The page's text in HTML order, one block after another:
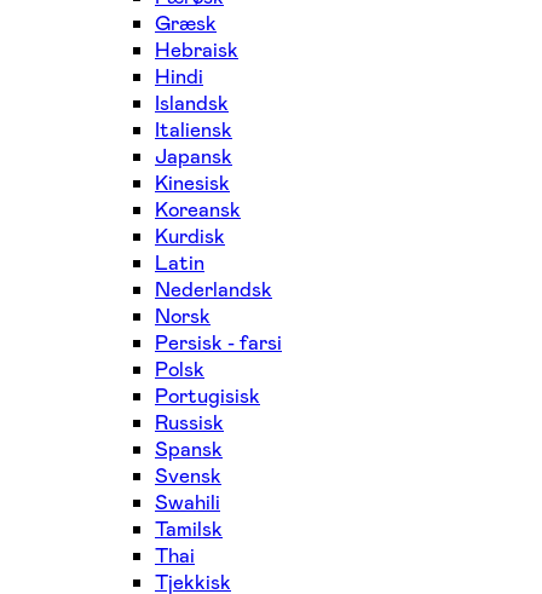
Græsk
Hebraisk
Hindi
Islandsk
Italiensk
Japansk
Kinesisk
Koreansk
Kurdisk
Latin
Nederlandsk
Norsk
Persisk - farsi
Polsk
Portugisisk
Russisk
Spansk
Svensk
Swahili
Tamilsk
Thai
Tjekkisk